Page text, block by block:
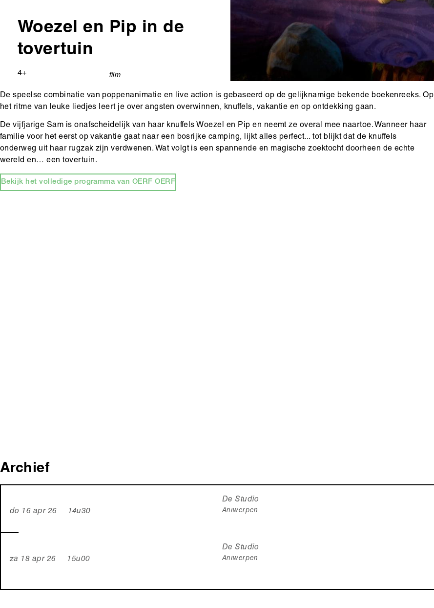
Woezel en Pip in de
tovertuin
Leeftijd
4+ film
De speelse combinatie van poppenanimatie en live action is gebaseerd op de gelijknamige bekende boekenreeks. Op
het ritme van leuke liedjes leert je over angsten overwinnen, knuffels, vakantie en op ontdekking gaan.
De vijfjarige Sam is onafscheidelijk van haar knuffels Woezel en Pip en neemt ze overal mee naartoe. Wanneer haar
familie voor het eerst op vakantie gaat naar een bosrijke camping, lijkt alles perfect... tot blijkt dat de knuffels
onderweg uit haar rugzak zijn verdwenen. Wat volgt is een spannende en magische zoektocht doorheen de echte
wereld en… een tovertuin.
Bekijk het volledige programma van OERF OERF
Archief
do 16 apr 26 14u30
De Studio
Antwerpen
za 18 apr 26 15u00
De Studio
Antwerpen